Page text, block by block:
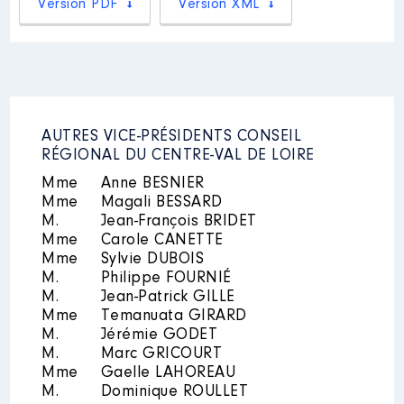
Organisme: CICLIC, agence
Année Montant Type
2021 0 €
2022
0 €
2023
0 € Net
Description: Membre du CA, en
tant que représentante de la
Région
Version PDF Version XML
AUTRES VICE-PRÉSIDENTS CONSEIL
RÉGIONAL DU CENTRE-VAL DE LOIRE
Mme
Anne BESNIER
Mme
Magali BESSARD
M.
Jean-François BRIDET
Mme
Carole CANETTE
Mme
Sylvie DUBOIS
M.
Philippe FOURNIÉ
M.
Jean-Patrick GILLE
Mme
Temanuata GIRARD
M.
Jérémie GODET
M.
Marc GRICOURT
Mme
Gaelle LAHOREAU
M.
Dominique ROULLET